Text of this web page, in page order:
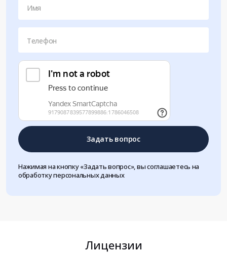
Имя
Телефон
Задать вопрос
Нажимая на кнопку «Задать вопрос», вы соглашаетесь на
обработку персональных данных
Лицензии